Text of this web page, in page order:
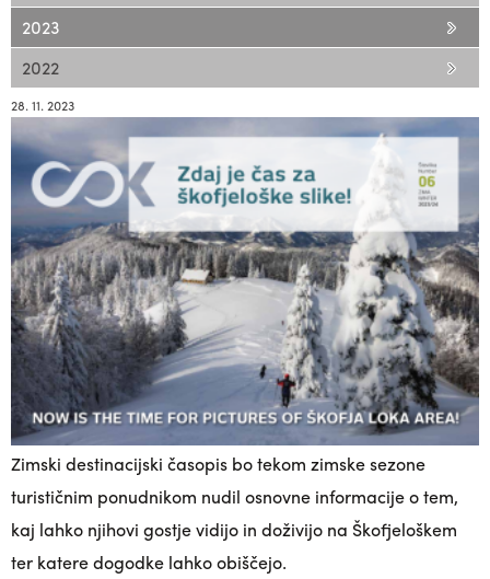
2023
2022
28. 11. 2023
Zimski destinacijski časopis bo tekom zimske sezone
turističnim ponudnikom nudil osnovne informacije o tem,
kaj lahko njihovi gostje vidijo in doživijo na Škofjeloškem
ter katere dogodke lahko obiščejo.